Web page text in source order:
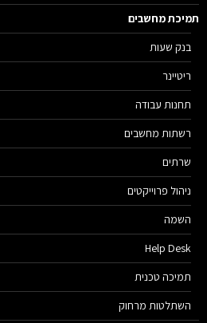
מחשבים
בנק שעות
ריטיינר
תחנות עבודה
רשתות מחשבים
שרתים
ניהול פרוייקטים
השמה
Help Desk
תמיכה טכנית
השתלטות מרחוק